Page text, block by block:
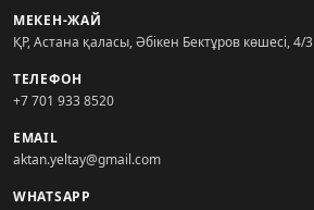
МЕКЕН-ЖАЙ
ҚР, Астана қаласы, Әбікен Бектұров көшесі, 4/3
ТЕЛЕФОН
+7 701 933 8520
EMAIL
aktan.yeltay@gmail.com
WHATSAPP